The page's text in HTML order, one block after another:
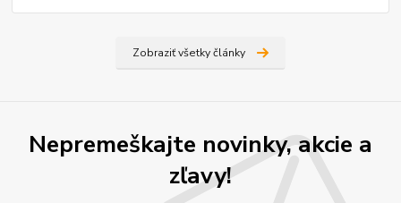
Zobraziť všetky články
Nepremeškajte novinky, akcie a
zľavy!